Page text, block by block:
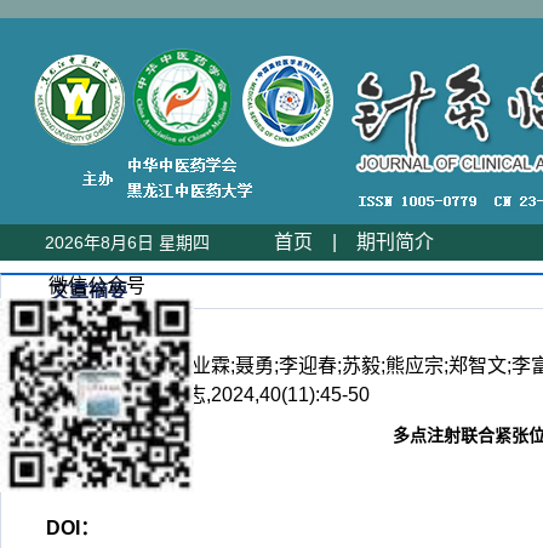
2026年8月6日 星期四 首页 期刊简介
文章摘要
马幸福;朱俊琛;贺业霖;聂勇;李迎春;苏毅;熊应宗;郑智文;
究[J].针灸临床杂志,2024,40(11):45-50
多点注射联合紧张
DOI：
微信公众号